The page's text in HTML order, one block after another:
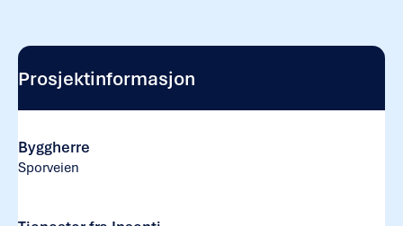
Prosjektinformasjon
Byggherre
Sporveien